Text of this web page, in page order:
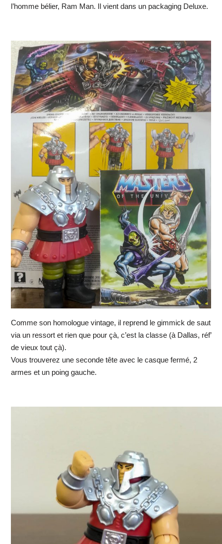
l’homme bélier, Ram Man. Il vient dans un packaging Deluxe.
Comme son homologue vintage, il reprend le gimmick de saut
via un ressort et rien que pour çà, c’est la classe (à Dallas, réf’
de vieux tout çà).
Vous trouverez une seconde tête avec le casque fermé, 2
armes et un poing gauche.